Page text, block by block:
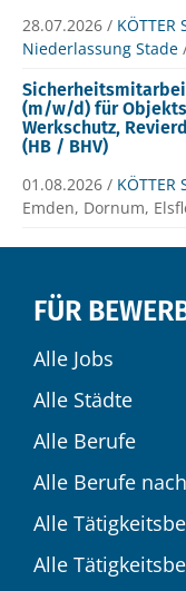
28.07.2026 /
Niederlassung Stade
(m/w/d) für
Werkschutz,
(HB / BHV)
01.08.2026 /
Emden, Dornum,
FÜR
Alle Jobs
Alle Städte
Alle Berufe
Alle Berufe
Alle
Alle